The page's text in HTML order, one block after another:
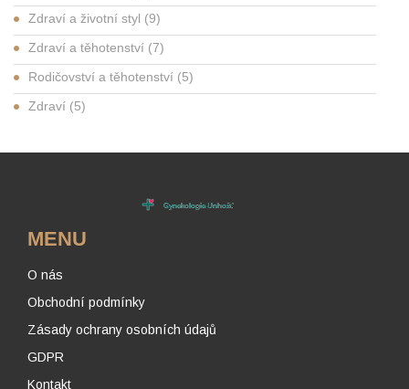
Zdraví a životní styl (9)
Zdraví a těhotenství (7)
Rodičovství a těhotenství (5)
Zdraví (5)
MENU
O nás
Obchodní podmínky
Zásady ochrany osobních údajů
GDPR
Kontakt